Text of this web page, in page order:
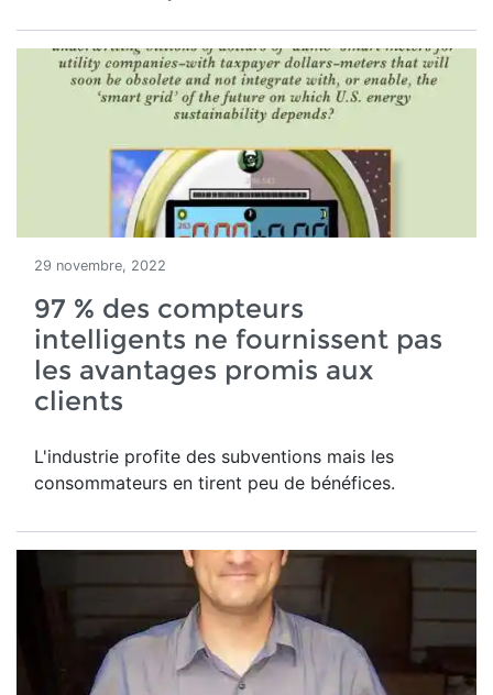
29 novembre, 2022
97 % des compteurs
intelligents ne fournissent pas
les avantages promis aux
clients
L'industrie profite des subventions mais les
consommateurs en tirent peu de bénéfices.